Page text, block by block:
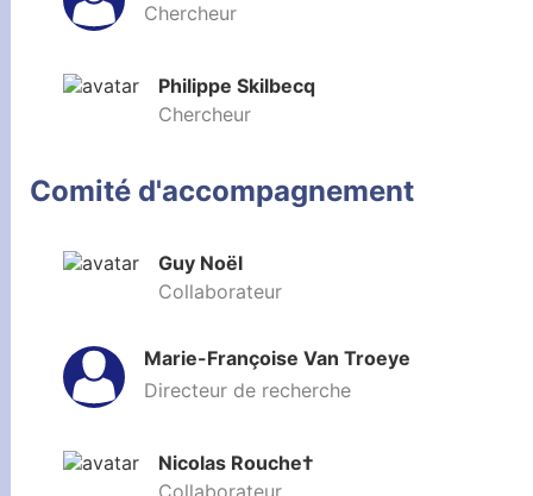
Chercheur
Philippe Skilbecq
Chercheur
Comité d'accompagnement
Guy Noël
Collaborateur
Marie-Françoise Van Troeye
Directeur de recherche
Nicolas Rouche†